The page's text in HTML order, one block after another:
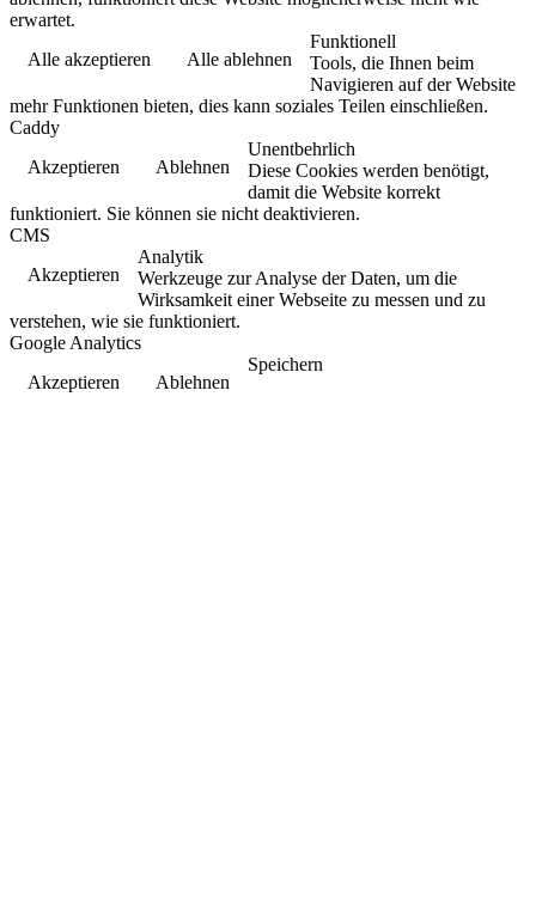
erwartet.
Alle akzeptieren
Alle ablehnen
Funktionell
Tools, die Ihnen beim
Navigieren auf der Website
mehr Funktionen bieten, dies kann soziales Teilen einschließen.
Caddy
Akzeptieren
Ablehnen
Unentbehrlich
Diese Cookies werden benötigt,
damit die Website korrekt
funktioniert. Sie können sie nicht deaktivieren.
CMS
Akzeptieren
Analytik
Werkzeuge zur Analyse der Daten, um die
Wirksamkeit einer Webseite zu messen und zu
verstehen, wie sie funktioniert.
Google Analytics
Akzeptieren
Ablehnen
Speichern